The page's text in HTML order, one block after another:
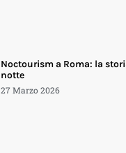
Noctourism a Roma: la
notte
27 Marzo 2026